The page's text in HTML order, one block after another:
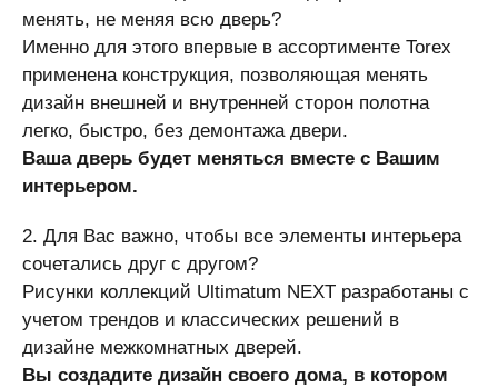
менять, не меняя всю дверь?
Именно для этого впервые в ассортименте Torex
применена конструкция, позволяющая менять
дизайн внешней и внутренней сторон полотна
легко, быстро, без демонтажа двери.
Ваша дверь будет меняться вместе с Вашим
интерьером.
2. Для Вас важно, чтобы все элементы интерьера
сочетались друг с другом?
Рисунки коллекций Ultimatum NEXT разработаны с
учетом трендов и классических решений в
дизайне межкомнатных дверей.
Вы создадите дизайн своего дома, в котором